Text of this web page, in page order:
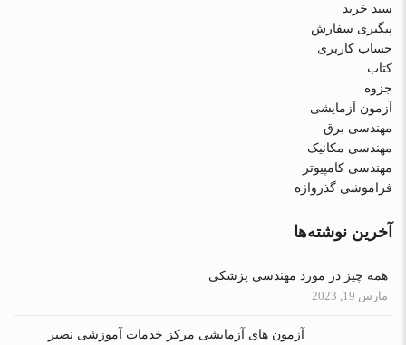
سبد خرید
پیگیری سفارش
حساب کاربری
کتاب
جزوه
آزمون آزمایشی
مهندسی برق
مهندسی مکانیک
مهندسی کامپیوتر
فراموشی گذرواژه
آخرین نوشته‌ها
همه چیز در مورد مهندسی پزشکی
مارس 19, 2023
آزمون های آزمایشی مرکز خدمات آموزشی نصیر